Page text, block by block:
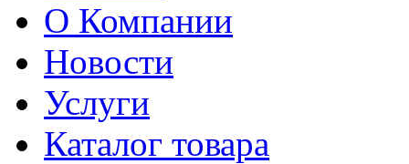
О Компании
Новости
Услуги
Каталог товара